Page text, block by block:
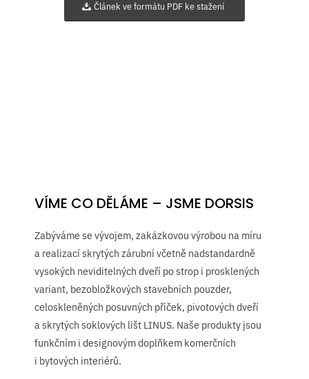
Článek ve formátu PDF ke stažení
VÍME CO DĚLÁME – JSME DORSIS
Zabýváme se vývojem, zakázkovou výrobou na míru
a realizací skrytých zárubní včetně nadstandardně
vysokých neviditelných dveří po strop i prosklených
variant, bezobložkových stavebních pouzder,
celoskleněných posuvných příček, pivotových dveří
a skrytých soklových lišt LINUS. Naše produkty jsou
funkčním i designovým doplňkem komerčních
i bytových interiérů.